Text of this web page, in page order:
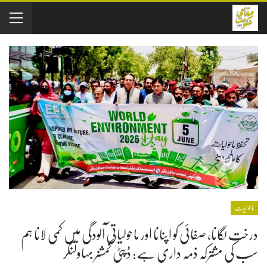
ماحولیات
درخت لگانا، صفائی کو اپنانا اور ماحولیاتی آلودگی میں کمی لانا ہم
سب کی مشترکہ ذمہ داری ہے: ڈپٹی کمشنر بہاولنگر